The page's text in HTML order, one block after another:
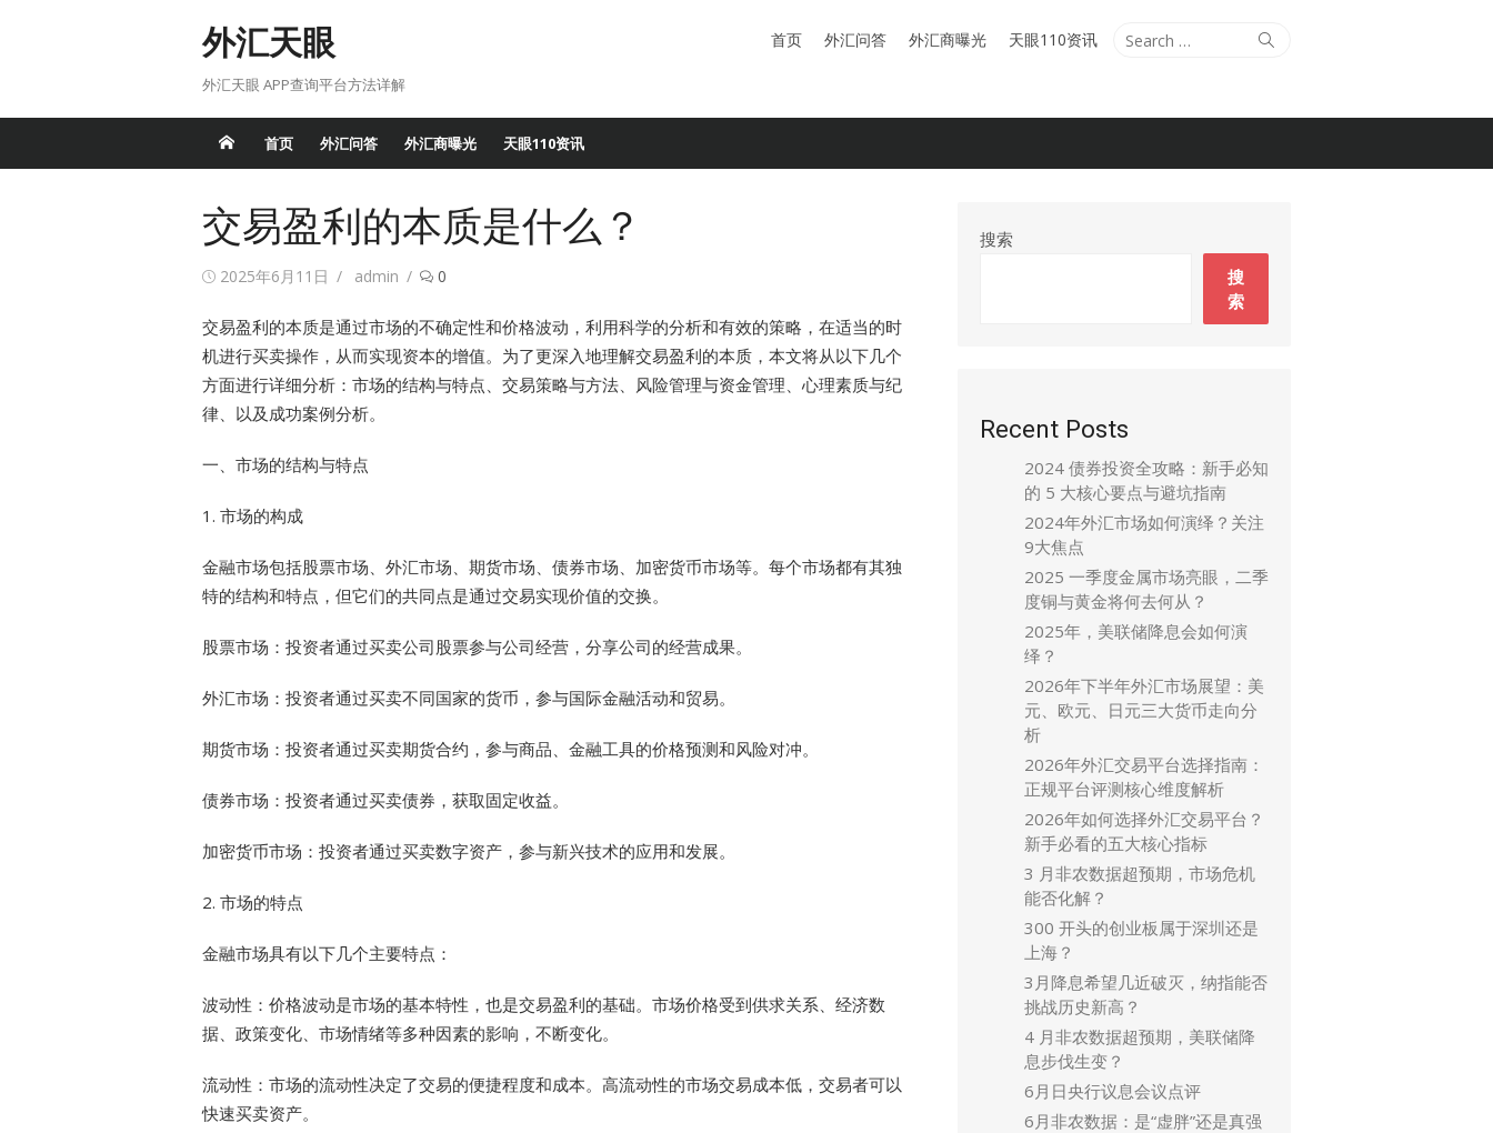
外汇天眼
外汇天眼 APP查询平台方法详解
Search
Search
首页 外汇问答 外汇商曝光 天眼110资讯
首页 外汇问答 外汇商曝光 天眼110资讯
交易盈利的本质是什么？
Posted
2025年6月11日 Author
admin 0
交易盈利的本质是通过市场的不确定性和价格波动，利用科学的分析和有效的策略，在适当的时
机进行买卖操作，从而实现资本的增值。为了更深入地理解交易盈利的本质，本文将从以下几个
方面进行详细分析：市场的结构与特点、交易策略与方法、风险管理与资金管理、心理素质与纪
律、以及成功案例分析。
一、市场的结构与特点
1. 市场的构成
金融市场包括股票市场、外汇市场、期货市场、债券市场、加密货币市场等。每个市场都有其独
特的结构和特点，但它们的共同点是通过交易实现价值的交换。
股票市场：投资者通过买卖公司股票参与公司经营，分享公司的经营成果。
外汇市场：投资者通过买卖不同国家的货币，参与国际金融活动和贸易。
期货市场：投资者通过买卖期货合约，参与商品、金融工具的价格预测和风险对冲。
债券市场：投资者通过买卖债券，获取固定收益。
加密货币市场：投资者通过买卖数字资产，参与新兴技术的应用和发展。
2. 市场的特点
金融市场具有以下几个主要特点：
波动性：价格波动是市场的基本特性，也是交易盈利的基础。市场价格受到供求关系、经济数
据、政策变化、市场情绪等多种因素的影响，不断变化。
流动性：市场的流动性决定了交易的便捷程度和成本。高流动性的市场交易成本低，交易者可以
快速买卖资产。
搜索
搜
索
Recent Posts
2024 债券投资全攻略：新手必知
的 5 大核心要点与避坑指南
2024年外汇市场如何演绎？关注
9大焦点
2025 一季度金属市场亮眼，二季
度铜与黄金将何去何从？
2025年，美联储降息会如何演
绎？
2026年下半年外汇市场展望：美
元、欧元、日元三大货币走向分
析
2026年外汇交易平台选择指南：
正规平台评测核心维度解析
2026年如何选择外汇交易平台？
新手必看的五大核心指标
3 月非农数据超预期，市场危机
能否化解？
300 开头的创业板属于深圳还是
上海？
3月降息希望几近破灭，纳指能否
挑战历史新高？
4 月非农数据超预期，美联储降
息步伐生变？
6月日央行议息会议点评
6月非农数据：是“虚胖”还是真强